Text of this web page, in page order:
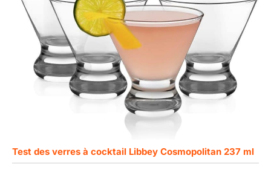
Test des verres à cocktail Libbey Cosmopolitan 237 ml